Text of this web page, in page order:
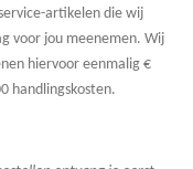
artikelen die wij
voor jou meenemen. Wij
hiervoor eenmalig €
handlingskosten.